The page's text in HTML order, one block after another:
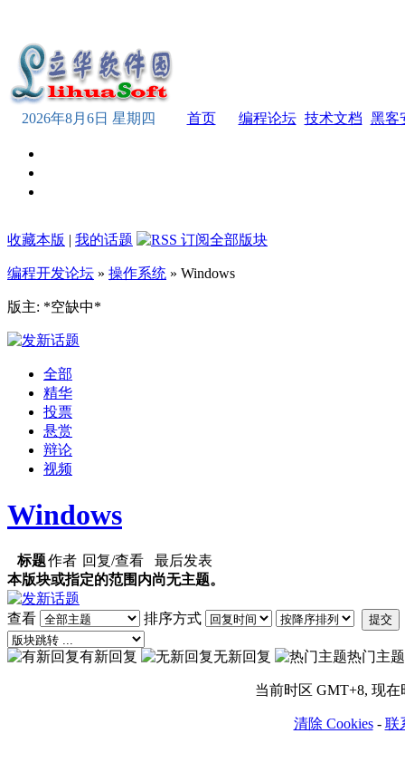
2026年8月6日 星期四 首页 编程论坛 技术文档 黑客
收藏本版 | 我的话题
编程开发论坛 » 操作系统 » Windows
版主: *空缺中*
全部
精华
投票
悬赏
辩论
视频
Windows
标题作者 回复/查看
最后发表
本版块或指定的范围内尚无主题。
查看 排序方式 提交
有新回复 无新回复 热门主题
当前时区 GMT+8, 现在
清除 Cookies- 联